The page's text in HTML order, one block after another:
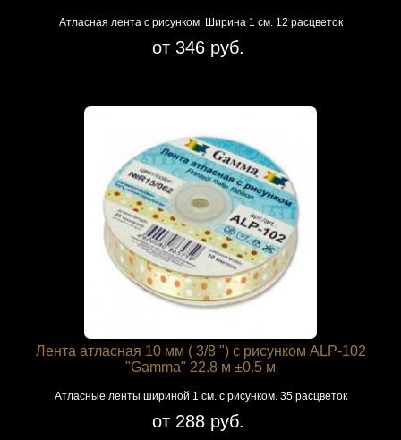
Атласная лента с рисунком. Ширина 1 см. 12 расцветок
от 346 руб.
Лента атласная 10 мм ( 3/8 ") с рисунком ALP-102
"Gamma" 22.8 м ±0.5 м
Атласные ленты шириной 1 см. с рисунком. 35 расцветок
от 288 руб.